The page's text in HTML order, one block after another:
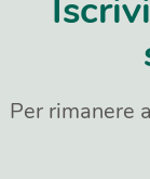
Per rimanere